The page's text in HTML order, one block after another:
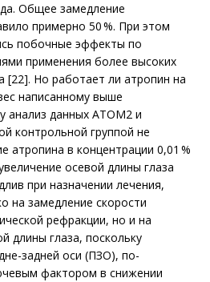
Общее замедление
примерно 50 %. При этом
побочные эффекты по
применения более высоких
[22]. Но работает ли атропин на
написанному выше
анализ данных ATOM2 и
контрольной группой не
атропина в концентрации 0,01 %
осевой длины глаза
при назначении лечения,
на замедление скорости
рефракции, но и на
длины глаза, поскольку
задней оси (ПЗО), по-
фактором в снижении